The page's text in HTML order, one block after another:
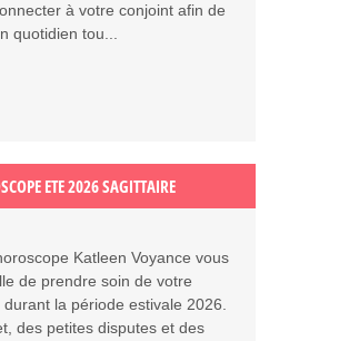
à votre conjoint afin de
quotidien tou...
ETE 2026 SAGITTAIRE
Katleen Voyance vous
de prendre soin de votre
la période estivale 2026.
des petites disputes et des